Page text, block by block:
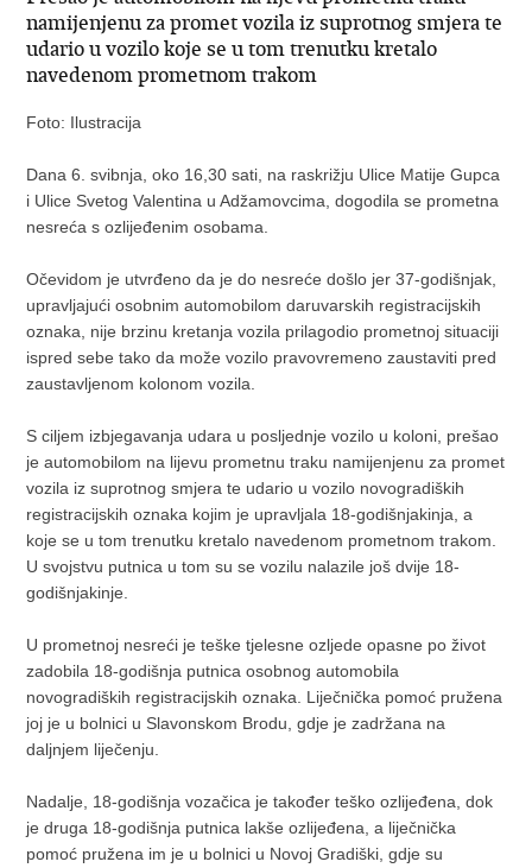
namijenjenu za promet vozila iz suprotnog smjera te
udario u vozilo koje se u tom trenutku kretalo
navedenom prometnom trakom
Foto: Ilustracija
Dana 6. svibnja, oko 16,30 sati, na raskrižju Ulice Matije Gupca
i Ulice Svetog Valentina u Adžamovcima, dogodila se prometna
nesreća s ozlijeđenim osobama.
Očevidom je utvrđeno da je do nesreće došlo jer 37-godišnjak,
upravljajući osobnim automobilom daruvarskih registracijskih
oznaka, nije brzinu kretanja vozila prilagodio prometnoj situaciji
ispred sebe tako da može vozilo pravovremeno zaustaviti pred
zaustavljenom kolonom vozila.
S ciljem izbjegavanja udara u posljednje vozilo u koloni, prešao
je automobilom na lijevu prometnu traku namijenjenu za promet
vozila iz suprotnog smjera te udario u vozilo novogradiških
registracijskih oznaka kojim je upravljala 18-godišnjakinja, a
koje se u tom trenutku kretalo navedenom prometnom trakom.
U svojstvu putnica u tom su se vozilu nalazile još dvije 18-
godišnjakinje.
U prometnoj nesreći je teške tjelesne ozljede opasne po život
zadobila 18-godišnja putnica osobnog automobila
novogradiških registracijskih oznaka. Liječnička pomoć pružena
joj je u bolnici u Slavonskom Brodu, gdje je zadržana na
daljnjem liječenju.
Nadalje, 18-godišnja vozačica je također teško ozlijeđena, dok
je druga 18-godišnja putnica lakše ozlijeđena, a liječnička
pomoć pružena im je u bolnici u Novoj Gradiški, gdje su